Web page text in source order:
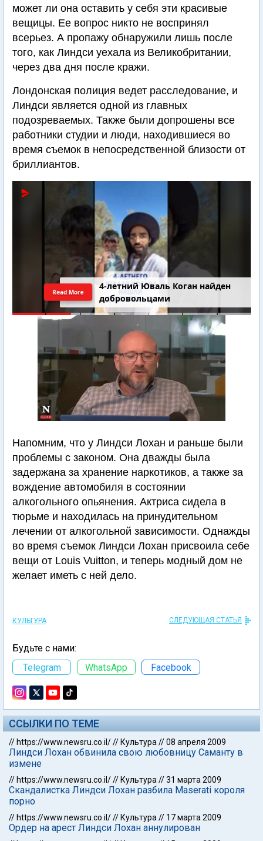
может ли она оставить у себя эти красивые
вещицы. Ее вопрос никто не воспринял
всерьез. А пропажу обнаружили лишь после
того, как Линдси уехала из Великобритании,
через два дня после кражи.
Лондонская полиция ведет расследование, и
Линдси является одной из главных
подозреваемых. Также были допрошены все
работники студии и люди, находившиеся во
время съемок в непосредственной близости от
бриллиантов.
4-летний Юваль Коган найден
добровольцами
Read More
Напомним, что у Линдси Лохан и раньше были
проблемы с законом. Она дважды была
задержана за хранение наркотиков, а также за
вождение автомобиля в состоянии
алкогольного опьянения. Актриса сидела в
тюрьме и находилась на принудительном
лечении от алкогольной зависимости. Однажды
во время съемок Линдси Лохан присвоила себе
вещи от Louis Vuitton, и теперь модный дом не
желает иметь с ней дело.
КУЛЬТУРА СЛЕДУЮЩАЯ СТАТЬЯ
Будьте с нами:
Telegram
WhatsApp Facebook
ССЫЛКИ ПО ТЕМЕ
// https://www.newsru.co.il/// Культура //08 апреля 2009
Линдси Лохан обвинила свою любовницу Саманту в
измене
// https://www.newsru.co.il/// Культура //31 марта 2009
Скандалистка Линдси Лохан разбила Maserati короля
порно
// https://www.newsru.co.il/// Культура // 17 марта 2009
Ордер на арест Линдси Лохан аннулирован